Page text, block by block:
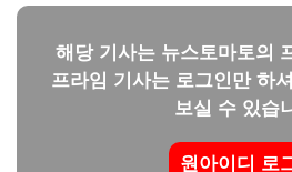
해당 기사는 뉴스토마토의
프라임 기사는 로그인만 하
보실 수 있습
원아이디 로